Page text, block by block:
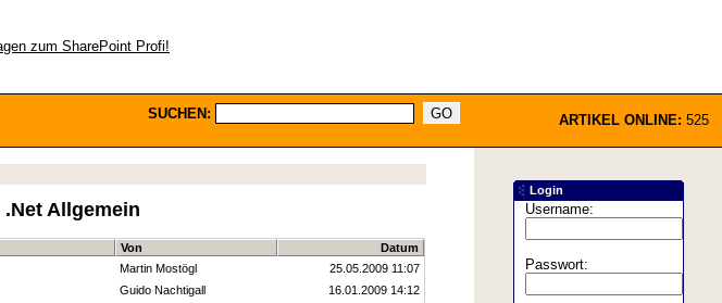
SUCHEN: ARTIKEL ONLINE: 525
.Net Allgemein
Von
Datum
Martin Mostögl
25.05.2009 11:07
Guido Nachtigall
16.01.2009 14:12
Login
Username:
Passwort: